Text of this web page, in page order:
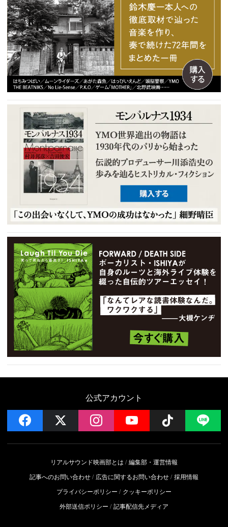
公式アカウント
facebook instagramYouTube Follow
リアルサウンド映画部とは
編集部・運営情報
記事へのお問い合わせ
広告に関するお問い合わせ 採用情報
プライバシーポリシー
クッキーポリシー
外部送信ポリシー
記事配信先メディア